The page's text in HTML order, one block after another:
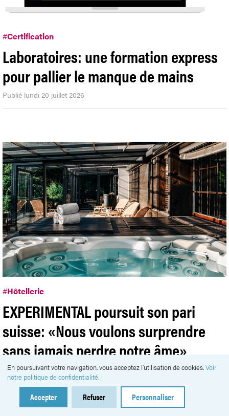
#Certification
Laboratoires: une formation express
pour pallier le manque de mains
Publié lundi 20 juillet 2026
#Hôtellerie
EXPERIMENTAL poursuit son pari
suisse: «Nous voulons surprendre
sans jamais perdre notre âme»
Publié samedi 18 juillet 2026
En poursuivant votre navigation, vous acceptez l'utilisation de cookies.Voir
notre politique de confidentialité.
Accepter Refuser Personnaliser